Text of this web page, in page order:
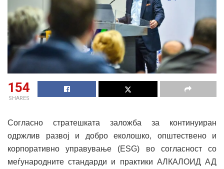
154
SHARES
Согласно стратешката заложба за континуиран
одржлив развој и добро еколошко, општествено и
корпоративно управување (ESG) во согласност со
меѓународните стандарди и практики АЛКАЛОИД АД